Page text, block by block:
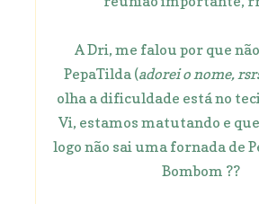
A Dri, me falou por que
PepaTilda (adorei o nome,
olha a dificuldade está no
Vi, estamos matutando e
logo não sai uma fornada de
Bombom ??